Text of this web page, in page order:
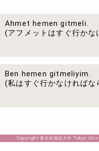
Ahmet hemen
(アフメットはすぐ行かな
Ben hemen
(私はすぐ行かなければな
Copyright 東京外国語大学 Tokyo